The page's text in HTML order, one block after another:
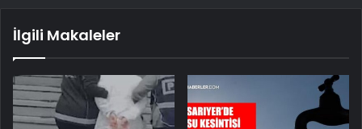
İlgili Makaleler